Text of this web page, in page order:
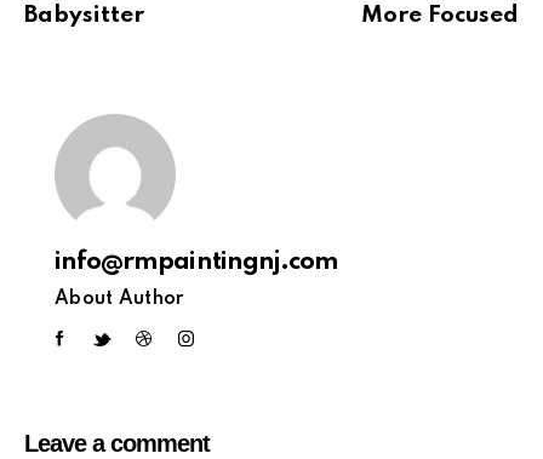
Babysitter
More Focused
info@rmpaintingnj.com
About Author
Leave a comment